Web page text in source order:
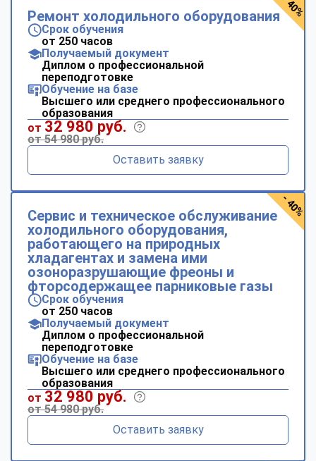
Ремонт холодильного оборудования
Срок обучения
от 250 часов
Получаемый документ
Диплом о профессиональной
переподготовке
Обучение на базе
Высшего или среднего профессионального
образования
от 32 980 руб.
от 54 980 руб.
Оставить заявку
- 40%
Сервис и техническое обслуживание
холодильного оборудования,
работающего на природных
хладагентах и замена ими
озоноразрушающие фреоны и
фторсодержащее парниковые газы
Срок обучения
от 250 часов
Получаемый документ
Диплом о профессиональной
переподготовке
Обучение на базе
Высшего или среднего профессионального
образования
от 32 980 руб.
от 54 980 руб.
Оставить заявку
- 40%